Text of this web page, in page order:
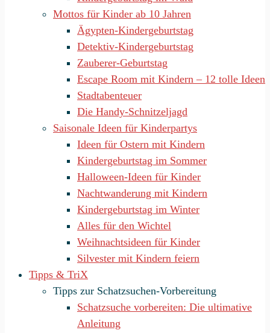
Mottos für Kinder ab 10 Jahren
Ägypten-Kindergeburtstag
Detektiv-Kindergeburtstag
Zauberer-Geburtstag
Escape Room mit Kindern – 12 tolle Ideen
Stadtabenteuer
Die Handy-Schnitzeljagd
Saisonale Ideen für Kinderpartys
Ideen für Ostern mit Kindern
Kindergeburtstag im Sommer
Halloween-Ideen für Kinder
Nachtwanderung mit Kindern
Kindergeburtstag im Winter
Alles für den Wichtel
Weihnachtsideen für Kinder
Silvester mit Kindern feiern
Tipps & TriX
Tipps zur Schatzsuchen-Vorbereitung
Schatzsuche vorbereiten: Die ultimative
Anleitung